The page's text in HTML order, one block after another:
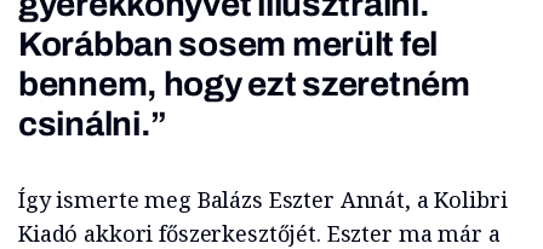
Korábban sosem merült fel
bennem, hogy ezt szeretném
csinálni.”
Így ismerte meg Balázs Eszter Annát, a Kolibri
Kiadó akkori főszerkesztőjét. Eszter ma már a